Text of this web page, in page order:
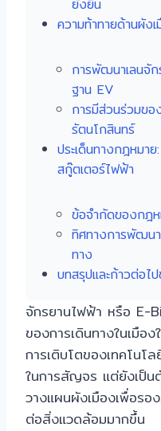
ยั่งยืน
ความท้าทายด้านผัง
การพัฒนาเลนจัก
ฐาน EV
การมีส่วนร่วมข
รัตนโกสินทร์
ประเด็นทางกฎหมา
สกู๊ตเตอร์ไฟฟ้า
ข้อจำกัดของกฎ
ทิศทางการพัฒน
ทาง
บทสรุปและก้าวต่อไ
จักรยานไฟฟ้า หรือ E-
ของการเดินทางในเมือ
การเติบโตของเทคโนโ
ในการสัญจร แต่ยังเป็น
วางแผนผังเมืองเพื่อรอ
ต่อสิ่งแวดล้อมมากขึ้น